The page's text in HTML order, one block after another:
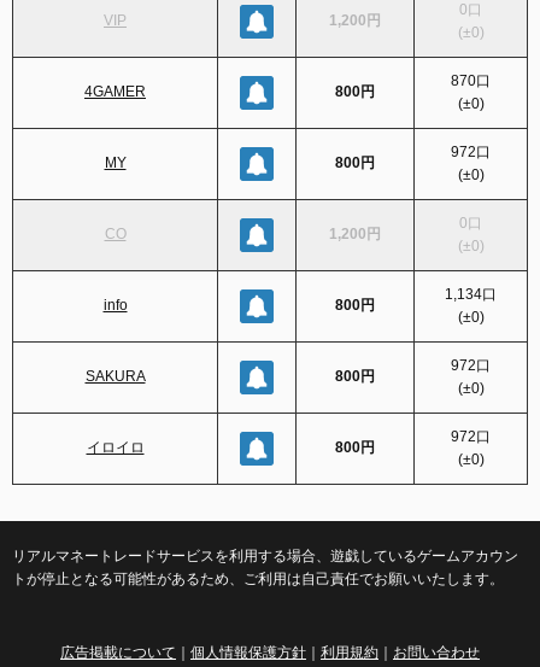
VIP 1,200円
0 口
(±0)
4GAMER 800円
870口
(±0)
MY 800円
972口
(±0)
CO 1,200円
0 口
(±0)
info 800円
1,134口
(±0)
SAKURA 800円
972口
(±0)
イロイロ 800円
972口
(±0)
リアルマネートレードサービスを利用する場合、遊戯しているゲームアカウン
トが停止となる可能性があるため、ご利用は自己責任でお願いいたします。
広告掲載について 個人情報保護方針 利用規約 お問い合わせ